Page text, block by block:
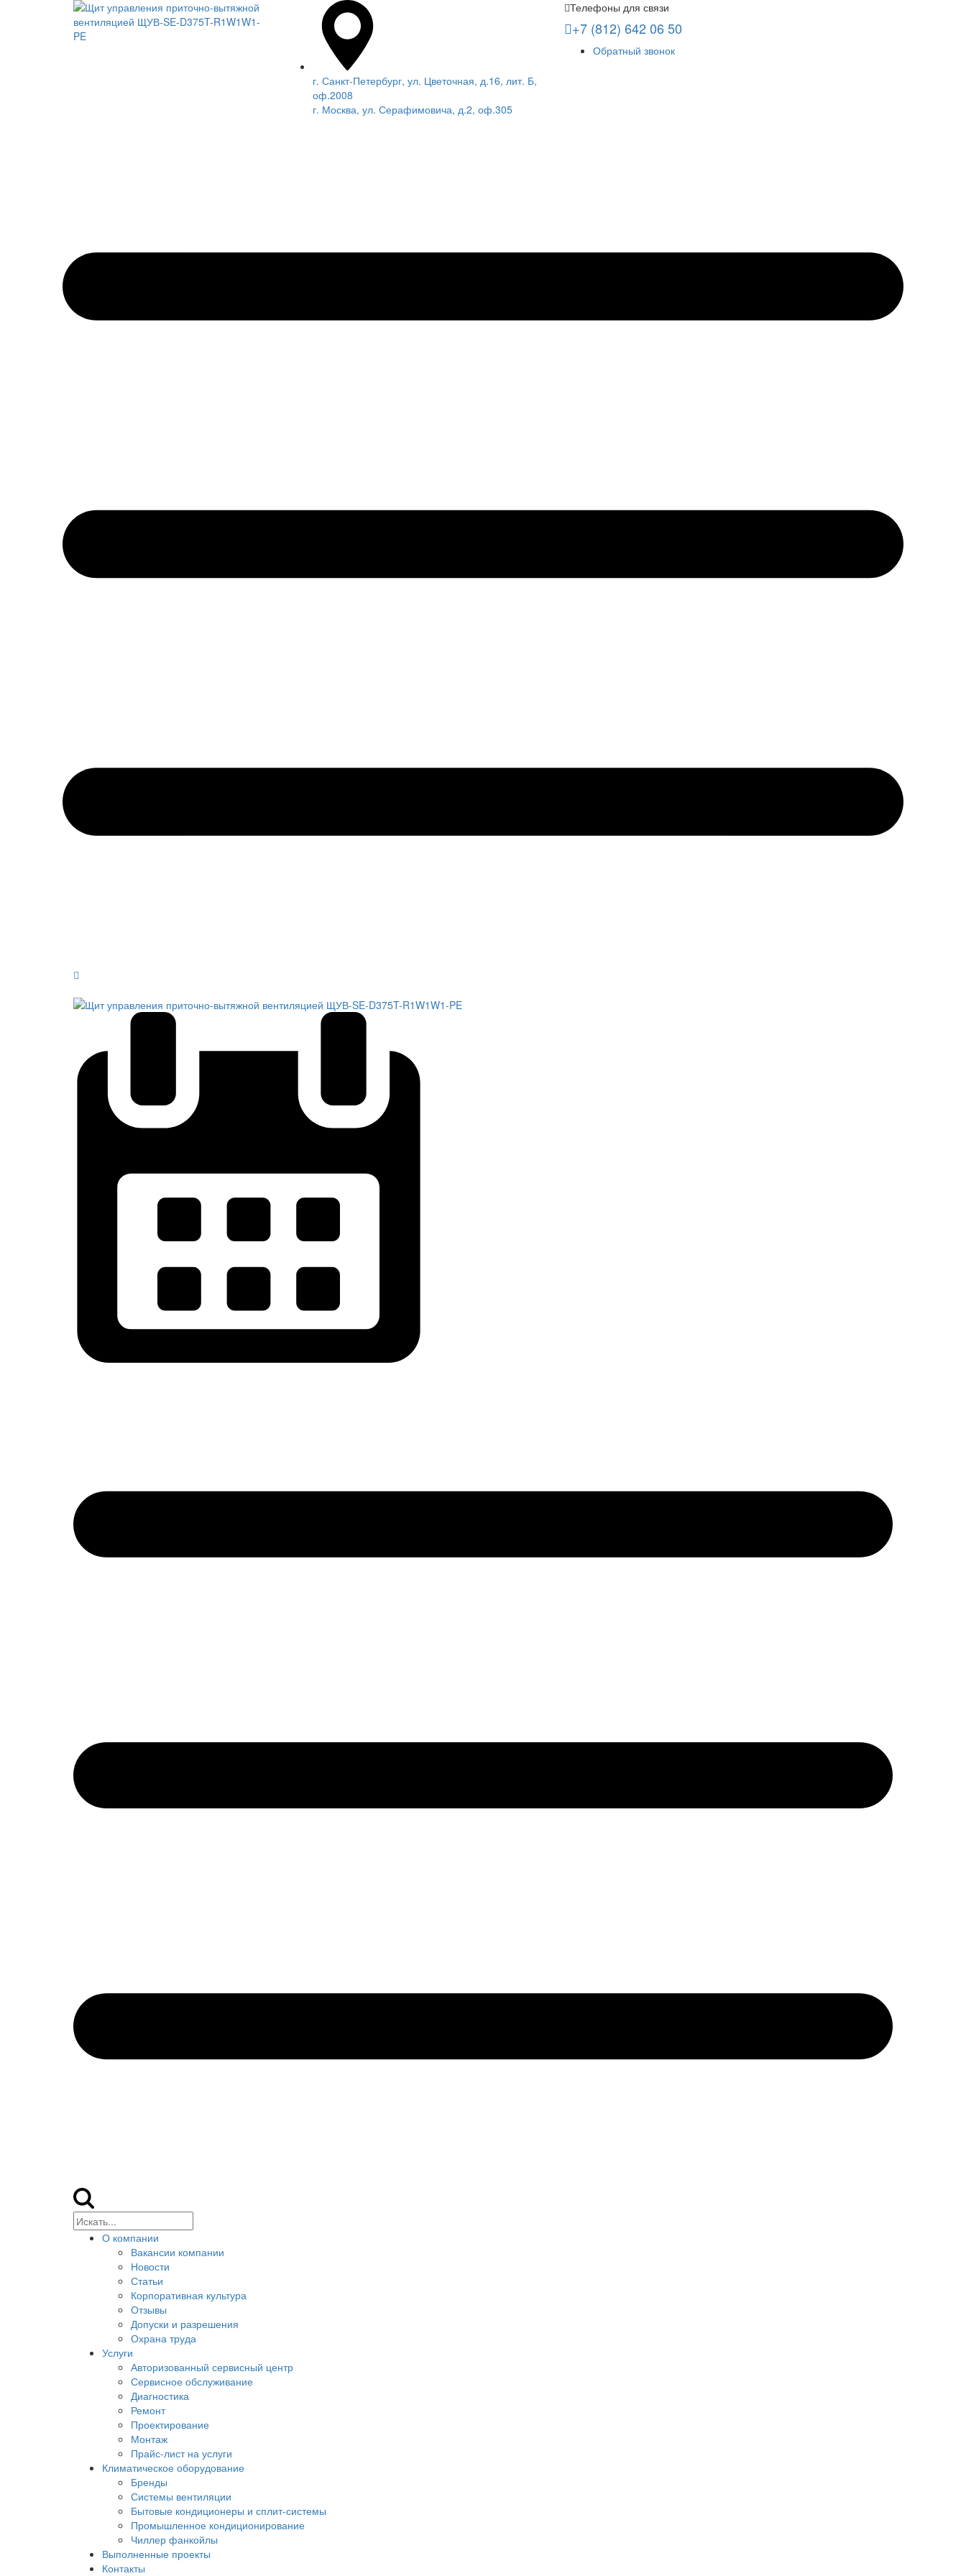
г. Санкт-Петербург, ул. Цветочная, д.16, лит. Б,
оф.2008
г. Москва, ул. Серафимовича, д.2, оф.305
Телефоны для связи
+7 (812) 642 06 50
Обратный звонок
О компании
Вакансии компании
Новости
Статьи
Корпоративная культура
Отзывы
Допуски и разрешения
Охрана труда
Услуги
Авторизованный сервисный центр
Сервисное обслуживание
Диагностика
Ремонт
Проектирование
Монтаж
Прайс-лист на услуги
Климатическое оборудование
Бренды
Системы вентиляции
Бытовые кондиционеры и сплит-системы
Промышленное кондиционирование
Чиллер фанкойлы
Выполненные проекты
Контакты